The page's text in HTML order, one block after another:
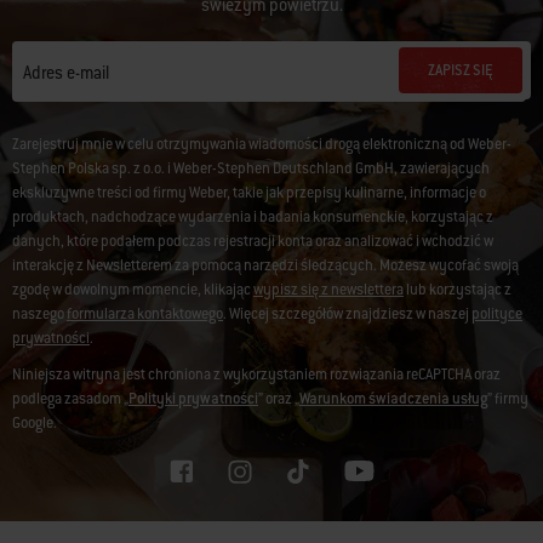
Adres e-mail ZAPISZ SIĘ
Zarejestruj mnie w celu otrzymywania wiadomości drogą elektroniczną od Weber-
Stephen Polska sp. z o.o. i Weber-Stephen Deutschland GmbH, zawierających
ekskluzywne treści od firmy Weber, takie jak przepisy kulinarne, informacje o
produktach, nadchodzące wydarzenia i badania konsumenckie, korzystając z
danych, które podałem podczas rejestracji konta oraz analizować i wchodzić w
interakcję z Newsletterem za pomocą narzędzi śledzących. Możesz wycofać swoją
zgodę w dowolnym momencie, klikającwypisz się z newsletteralub korzystając z
naszegoformularza kontaktowego. Więcej szczegółów znajdziesz w naszej polityce
prywatności.
Niniejsza witryna jest chroniona z wykorzystaniem rozwiązania reCAPTCHA oraz
podlega zasadom „Polityki prywatności” oraz „Warunkom świadczenia usług” firmy
Google.